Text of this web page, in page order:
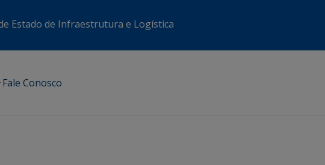
Estado de Infraestrutura e Logística
Fale Conosco